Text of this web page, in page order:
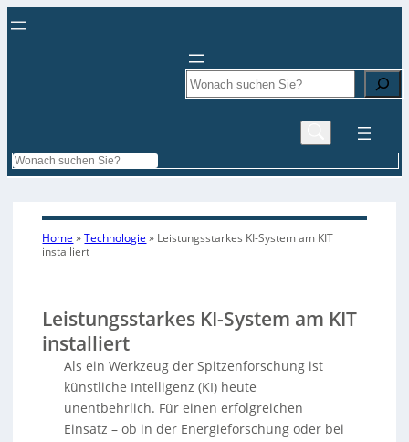
Search
Search
Home »Technologie » Leistungsstarkes KI-System am KIT
installiert
Leistungsstarkes KI-System am KIT
installiert
Als ein Werkzeug der Spitzenforschung ist
künstliche Intelligenz (KI) heute
unentbehrlich. Für einen erfolgreichen
Einsatz – ob in der Energieforschung oder bei